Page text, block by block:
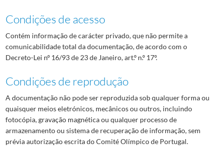
Condições de acesso
Contém informação de carácter privado, que não permite a
comunicabilidade total da documentação, de acordo com o
Decreto-Lei nº 16/93 de 23 de Janeiro, art.º n.º 17º.
Condições de reprodução
A documentação não pode ser reproduzida sob qualquer forma ou
quaisquer meios eletrónicos, mecânicos ou outros, incluindo
fotocópia, gravação magnética ou qualquer processo de
armazenamento ou sistema de recuperação de informação, sem
prévia autorização escrita do Comité Olímpico de Portugal.